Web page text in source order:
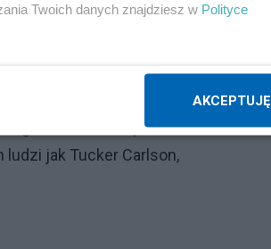
obecnego właściciela
obecnie w X przez
ludzi jak Tucker Carlson,
Twoich danych znajdziesz w Polityce
AKCEPTUJĘ